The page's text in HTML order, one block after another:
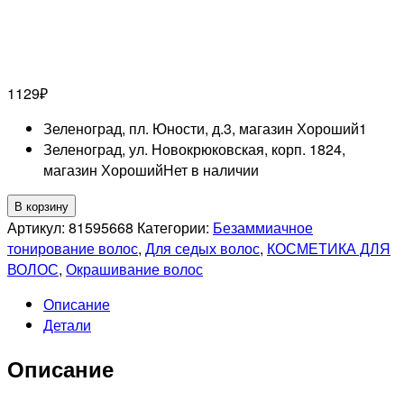
1129₽
Зеленоград, пл. Юности, д.3, магазин Хороший1
Зеленоград, ул. Новокрюковская, корп. 1824,
магазин ХорошийНет в наличии
Количество
товара
WELLA
PROFESSIONAL
COLOR
TOUCH
КРАСКА
В корзину
Артикул: 81595668 Категории: Безаммиачное
тонирование волос, Для седых волос, КОСМЕТИКА ДЛЯ
ВОЛОС, Окрашивание волос
Описание
Детали
Описание